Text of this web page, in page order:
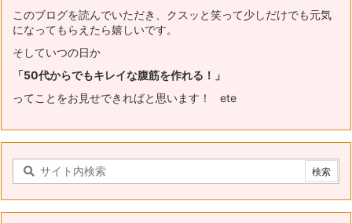
このブログを読んでいただき、 クスッと笑って少しだけでも元気
になってもらえたら嬉しいです。
そしていつの日か
「50代からでもキレイな腹筋を作れる！」
ってことをお見せできればと思います！ ete